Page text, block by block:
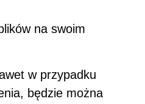
na swoim
w przypadku
będzie można